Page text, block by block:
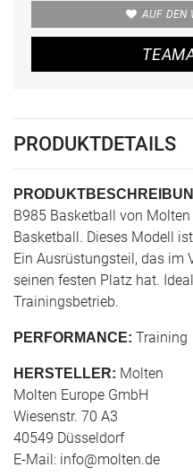
AUF DEN
PRODUKTDETAILS
B985 Basketball von
Basketball. Dieses Modell
Ein Ausrüstungsteil, das im
seinen festen Platz hat.
Trainingsbetrieb.
PERFORMANCE: Training
HERSTELLER: Molten
Molten Europe GmbH
Wiesenstr. 70 A3
40549 Düsseldorf
E-Mail: info@molten.de